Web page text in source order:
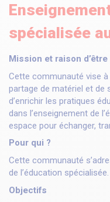
spécialisée
Mission et raison d’être
Cette communauté vise
partage de matériel et de
d’enrichir les pratiques
dans l’enseignement de
espace pour échanger,
Pour qui ?
Cette communauté
de l’éducation spécialisée.
Objectifs